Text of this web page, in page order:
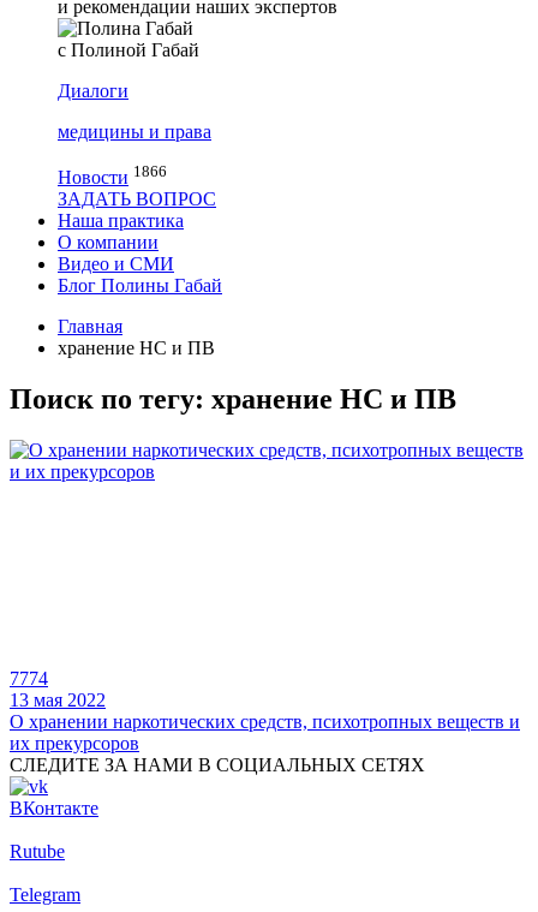
и рекомендации наших экспертов
с Полиной Габай
Диалоги
медицины и права
Новости 1866
ЗАДАТЬ ВОПРОС
Наша практика
О компании
Видео и СМИ
Блог Полины Габай
Главная
хранение НС и ПВ
Поиск по тегу: хранение НС и ПВ
7774
13 мая 2022
О хранении наркотических средств, психотропных веществ и
их прекурсоров
СЛЕДИТЕ ЗА НАМИ В СОЦИАЛЬНЫХ СЕТЯХ
ВКонтакте
Rutube
Telegram